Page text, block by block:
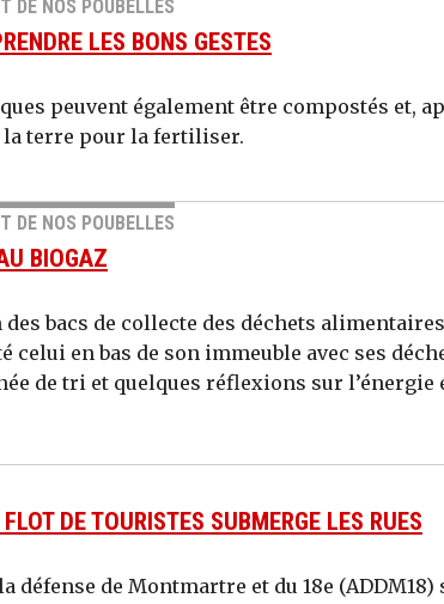
DE NOS POUBELLES
LES BONS GESTES
peuvent également être compostés et,
la terre pour la fertiliser.
DE NOS POUBELLES
BIOGAZ
bacs de collecte des déchets
celui en bas de son immeuble avec ses
de tri et quelques réflexions sur l’énergie
DE TOURISTES SUBMERGE LES RUES
défense de Montmartre et du 18e (ADDM18)